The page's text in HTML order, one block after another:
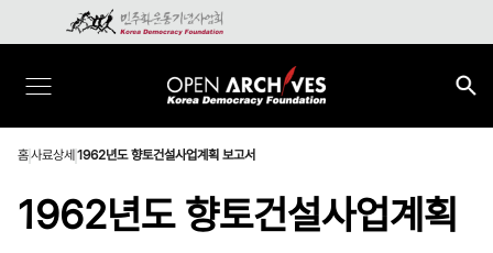
홈사료상세 1962년도 향토건설사업계획 보고서
1962년도 향토건설사업계획